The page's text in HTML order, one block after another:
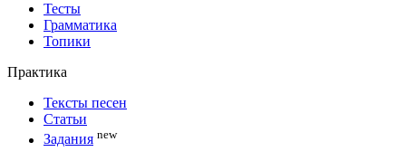
Тесты
Грамматика
Топики
Практика
Тексты песен
Статьи
Задания new